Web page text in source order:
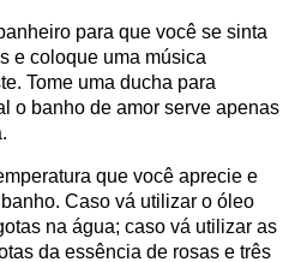
para que você se sinta
e coloque uma música
Tome uma ducha para
o banho de amor serve apenas
que você aprecie e
Caso vá utilizar o óleo
na água; caso vá utilizar as
da essência de rosas e três